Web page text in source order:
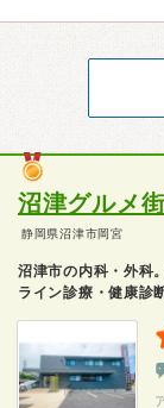
沼津グルメ
静岡県沼津市岡宮
沼津市の内科・外科
ライン診療・健康診